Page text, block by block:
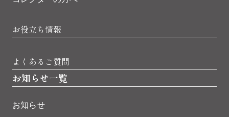
お役立ち情報
よくあるご質問
お知らせ一覧
お知らせ